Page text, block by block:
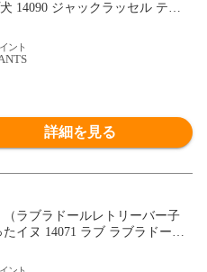
14090 ジャックラッセル テリ
ッグオーナメント オーナメント
ル マスコット ガーデン ガーデ
デンオブジェ オブジェ
詳細を見る
（ラブラドールレトリーバー子
イヌ 14071 ラブ ラブラドール
ー 子犬 ドッグオーナメント オ
動物 アニマル マスコット ガー